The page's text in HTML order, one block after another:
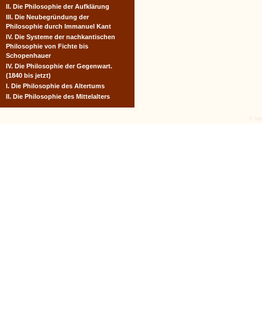
II. Die Philosophie der Aufklärung
III. Die Neubegründung der
Philosophie durch Immanuel Kant
IV. Die Systeme der nachkantischen
Philosophie von Fichte bis
Schopenhauer
IV. Die Philosophie der Gegenwart.
(1840 bis jetzt)
I. Die Philosophie des Altertums
II. Die Philosophie des Mittelalters